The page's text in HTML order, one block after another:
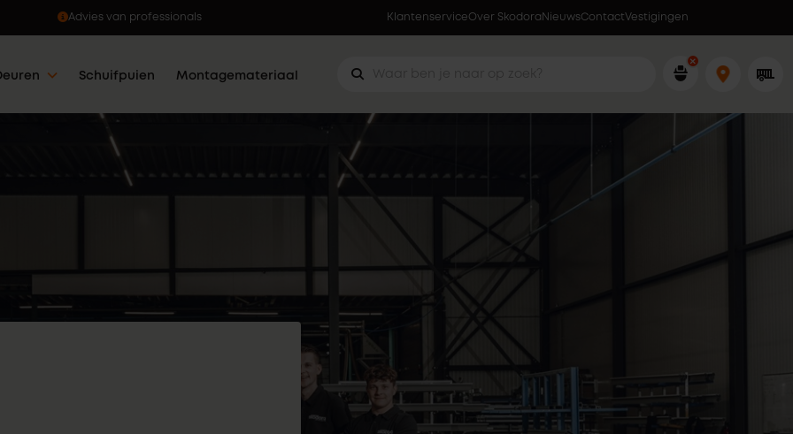
Ophalen wanneer jou dat uitkomt Lokaal geproduceerd in eigen fabriek
KlantenserviceOver Skodora NieuwsContactVestigingen
Schuifpuien Montagemateriaal